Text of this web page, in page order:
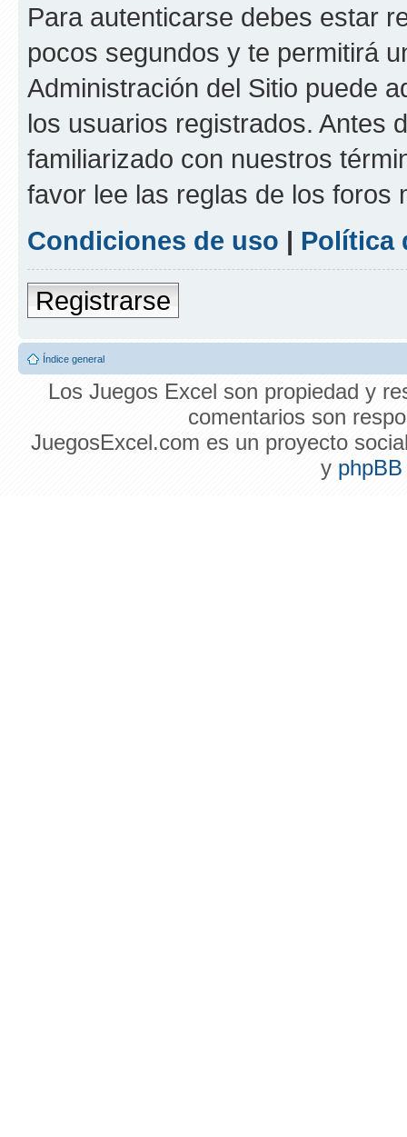
Para autenticarse debes estar
pocos segundos y te permitirá
Administración del Sitio puede
los usuarios registrados. Antes
familiarizado con nuestros
favor lee las reglas de los foros
Condiciones de uso | Política
Registrarse
Índice general
Los Juegos Excel son propiedad y
comentarios son
JuegosExcel.com es un proyecto
y phpBB